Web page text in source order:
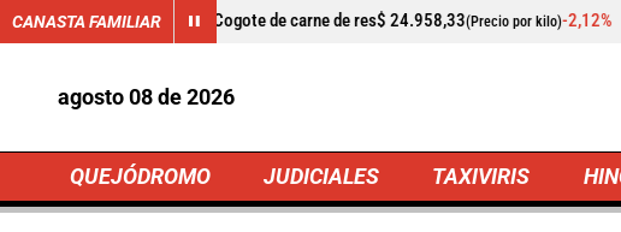
CANASTA FAMILIAR
Cogote de carne de res $ 24.958,33(Precio por kilo)-2,12% Cilantro$ 1.611,00
agosto 08 de 2026
QUEJÓDROMO JUDICIALES TAXIVIRIS
INICIOAlerta BogotáServiciosAlcaldía confirma